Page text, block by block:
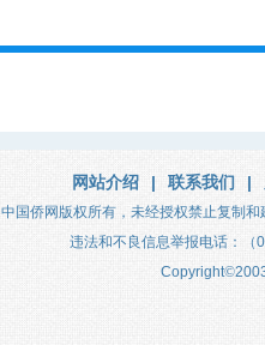
网站介绍 | 联系我们 |
中国侨网版权所有，未经授权禁止复制和
违法和不良信息举报电话：
Copyright©